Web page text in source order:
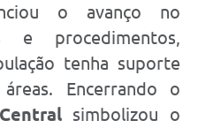
o avanço no
e procedimentos,
tenha suporte
Encerrando o
simbolizou o